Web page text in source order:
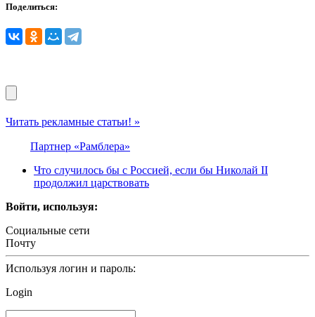
Поделиться:
Читать рекламные статьи! »
Партнер «Рамблера»
Что случилось бы с Россией, если бы Николай II
продолжил царствовать
Войти, используя:
Социальные сети
Почту
Используя логин и пароль:
Login